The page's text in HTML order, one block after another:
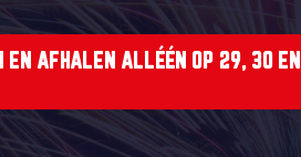
EN AFHALEN ALLÉÉN OP 29, 30 EN